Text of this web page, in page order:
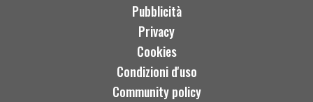
Pubblicità
Privacy
Cookies
Condizioni d'uso
Community policy